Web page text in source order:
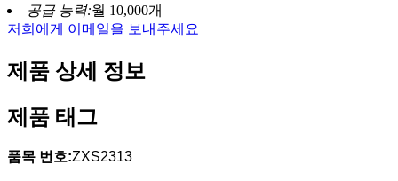
공급 능력:월 10,000개
저희에게 이메일을 보내주세요
제품 상세 정보
제품 태그
품목 번호:ZXS2313